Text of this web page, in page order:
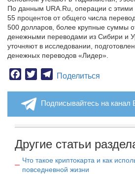
По данным URA.Ru, операции с этими
55 процентов от общего числа
500 долларов, более крупные суммы
денежными переводами из Сибири и
уточняют в исследовании,
денежных переводов «Лидер».
Facebook
TwitterTelegram
Поделиться
Подписывайтесь на канал
Другие статьи
Что такое криптокарта и как
повседневной жизни